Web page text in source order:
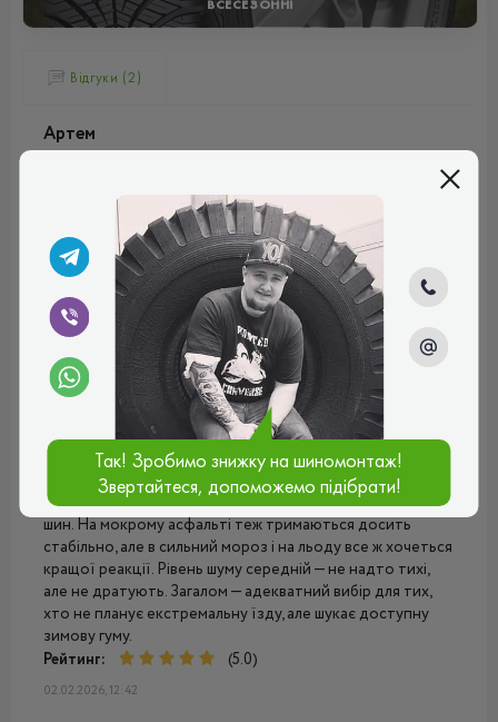
ВСЕСЕЗОННІ
Відгуки (2)
Артем
Потішило, що протектор майже не стерся, виглядає як
новий. Був здивований, що добре тримає дорогу, коли
під колесами каша зі снігу. Машину не кидає, кермується
легко. Для спокійної міської їзди взимку – підходить.
Рейтинг:
(5.0)
13.07.2026, 14:39
Ростислав
Поставив ці зимові шини на авто як бюджетний варіант
для щоденної їзди взимку — загалом залишився
задоволений за свою ціну. На засніженій дорозі вони
показують прийнятне зчеплення, керованість
прогнозована, гальмівний шлях коротший, ніж у літніх
шин. На мокрому асфальті теж тримаються досить
стабільно, але в сильний мороз і на льоду все ж хочеться
кращої реакції. Рівень шуму середній — не надто тихі,
але не дратують. Загалом — адекватний вибір для тих,
хто не планує екстремальну їзду, але шукає доступну
зимову гуму.
Рейтинг:
(5.0)
02.02.2026, 12:42
Так! Зробимо знижку на шиномонтаж!
Звертайтеся, допоможемо підібрати!